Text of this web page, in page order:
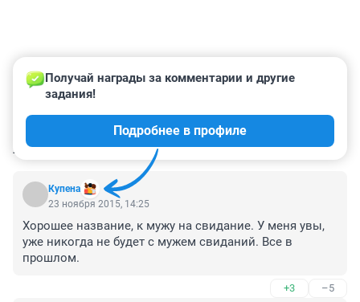
КОММЕНТАРИИ 9
Купена
Получай награды за комментарии и другие
задания!
Подробнее в профиле
23 ноября 2015, 14:25
Хорошее название, к мужу на свидание. У меня увы,
уже никогда не будет с мужем свиданий. Все в
прошлом.
+3 –5